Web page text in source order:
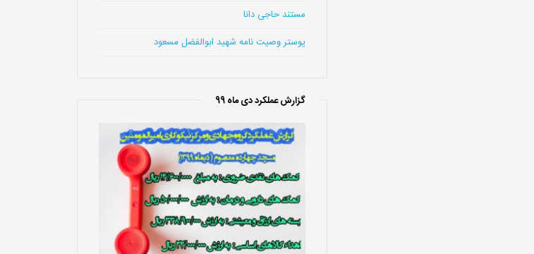
مستند حاجی دانا
پوستر وصیت نامه شهید ابوالفضل مسعود
گزارش عملکرد دی ماه 99